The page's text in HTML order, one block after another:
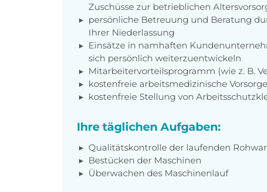
Zuschüsse zur betrieblichen
persönliche Betreuung und Beratung
Ihrer Niederlassung
Einsätze in namhaften
sich persönlich weiterzuentwickeln
Mitarbeitervorteilsprogramm (wie z. B.
kostenfreie arbeitsmedizinische
kostenfreie Stellung von
Ihre täglichen Aufgaben:
Qualitätskontrolle der laufenden
Bestücken der Maschinen
Überwachen des Maschinenlauf